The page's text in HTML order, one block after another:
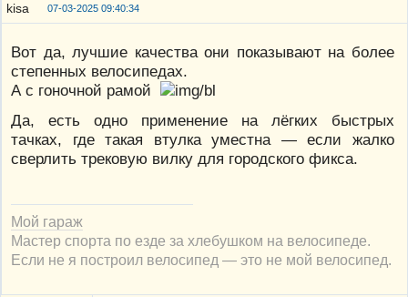
07-03-2025 09:40:34
Вот да, лучшие качества они показывают на более
степенных велосипедах.
А с гоночной рамой
Да, есть одно применение на лёгких быстрых
тачках, где такая втулка уместна — если жалко
сверлить трековую вилку для городского фикса.
Мой гараж
Мастер спорта по езде за хлебушком на велосипеде.
Если не я построил велосипед — это не мой велосипед.